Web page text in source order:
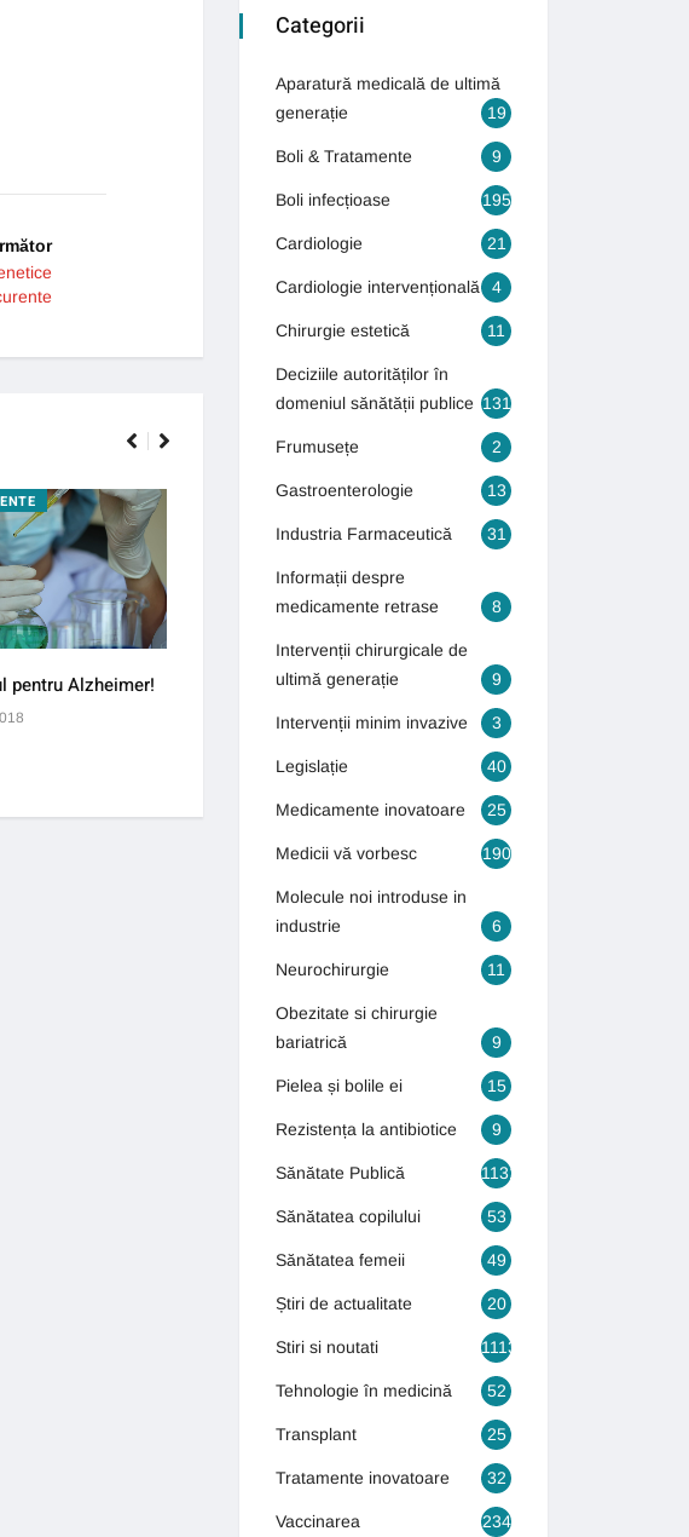
pentru Alzheimer!
INTERVENȚII CHIRURGICALE DE
ULTIMĂ GENERAȚIE
Cum puteți scăpa de varice?
4 septembrie 2018
Categorii
Aparatură medicală de ultimă
generație
19
Boli & Tratamente 9
Boli infecțioase 195
Cardiologie 21
Cardiologie intervențională 4
Chirurgie estetică 11
Deciziile autorităților în
domeniul sănătății publice 131
Frumusețe 2
Gastroenterologie 13
Industria Farmaceutică 31
Informații despre
medicamente retrase
8
Intervenții chirurgicale de
ultimă generație
9
Intervenții minim invazive 3
Legislație 40
Medicamente inovatoare 25
Medicii vă vorbesc 190
Molecule noi introduse in
industrie
6
Neurochirurgie 11
Obezitate si chirurgie
bariatrică
9
Pielea și bolile ei 15
Rezistența la antibiotice 9
Sănătate Publică 1131
Sănătatea copilului 53
Sănătatea femeii 49
Știri de actualitate 20
Stiri si noutati 1113
Tehnologie în medicină 52
Transplant 25
Tratamente inovatoare 32
Vaccinarea 234